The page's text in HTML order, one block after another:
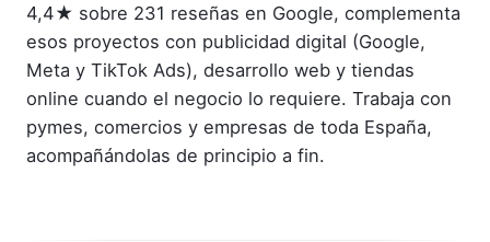
4,4★ sobre 231 reseñas en Google, complementa
esos proyectos con publicidad digital (Google,
Meta y TikTok Ads), desarrollo web y tiendas
online cuando el negocio lo requiere. Trabaja con
pymes, comercios y empresas de toda España,
acompañándolas de principio a fin.